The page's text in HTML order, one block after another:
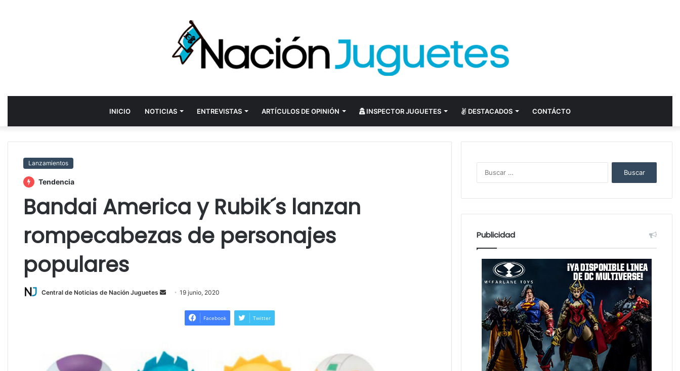
INICIO NOTICIAS ENTREVISTAS ARTÍCULOS DE OPINIÓN INSPECTOR JUGUETES DESTACADOS CONTÁCTO
Lanzamientos
Tendencia
Bandai America y Rubik´s lanzan
rompecabezas de personajes
populares
Central de Noticias de Nación Juguetes
Send19 junio, 2020
Facebook Twitter
Publicidad